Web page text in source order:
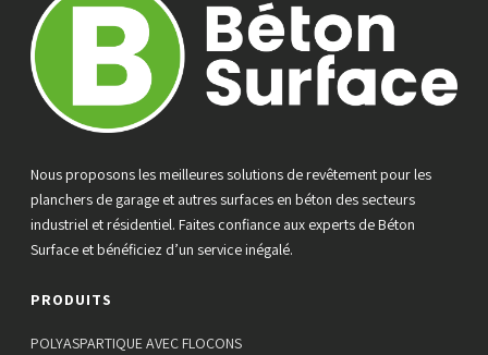
Nous proposons les meilleures solutions de revêtement pour les
planchers de garage et autres surfaces en béton des secteurs
industriel et résidentiel. Faites confiance aux experts de Béton
Surface et bénéficiez d’un service inégalé.
PRODUITS
POLYASPARTIQUE AVEC FLOCONS